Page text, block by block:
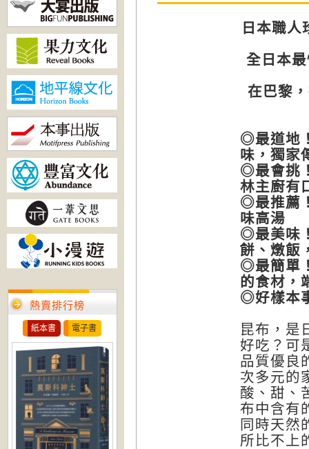
熱賣排行榜
紙本書 電子書
日本職人
全日本
在巴黎
◎最道地
味，獨家
◎最會挑
林主廚有
◎最推薦
味高湯
◎最美味
餅、燉飯
◎最簡單
的食材，
◎好樣本
昆布，是
好吃？可
品質優良
次多元的
酸、甜、
布中含有
同時天然
所比不上